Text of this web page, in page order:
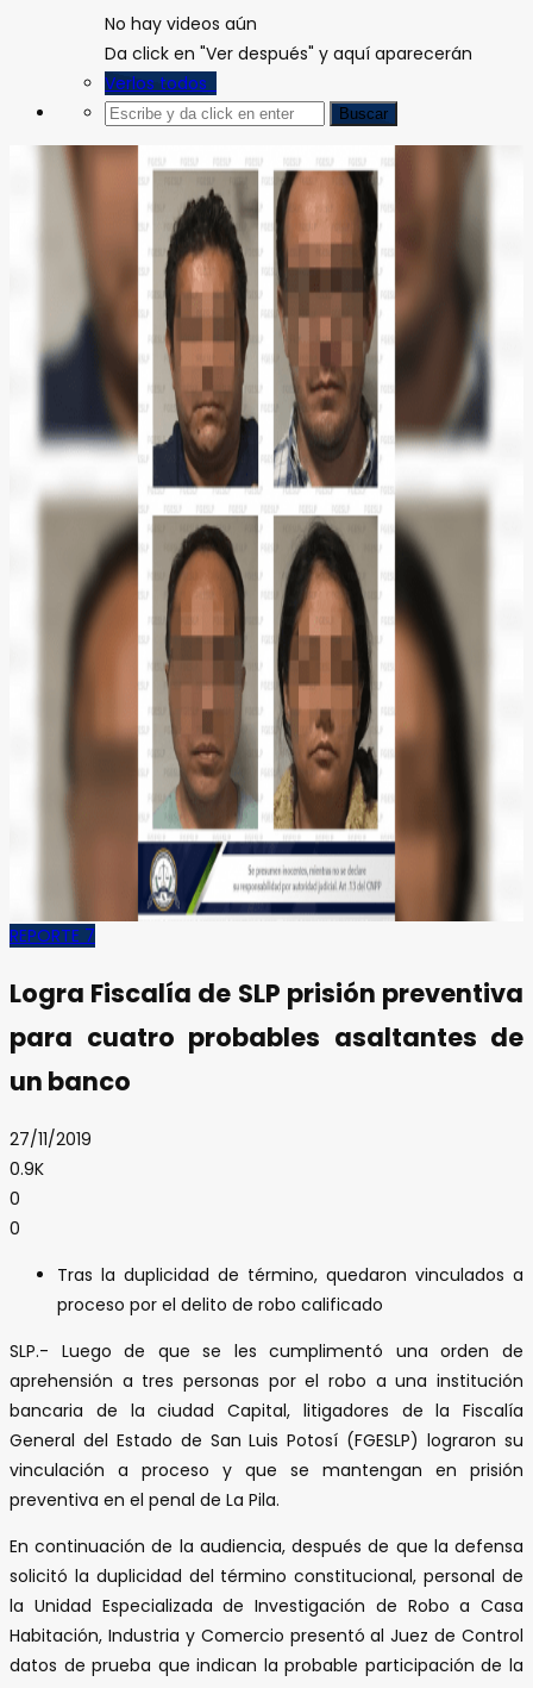
No hay videos aún
Da click en "Ver después" y aquí aparecerán
Verlos todos
REPORTE 7
Logra Fiscalía de SLP prisión preventiva
para cuatro probables asaltantes de
un banco
27/11/2019
0.9K
0
0
Tras la duplicidad de término, quedaron vinculados a
proceso por el delito de robo calificado
SLP.- Luego de que se les cumplimentó una orden de
aprehensión a tres personas por el robo a una institución
bancaria de la ciudad Capital, litigadores de la Fiscalía
General del Estado de San Luis Potosí (FGESLP) lograron su
vinculación a proceso y que se mantengan en prisión
preventiva en el penal de La Pila.
En continuación de la audiencia, después de que la defensa
solicitó la duplicidad del término constitucional, personal de
la Unidad Especializada de Investigación de Robo a Casa
Habitación, Industria y Comercio presentó al Juez de Control
datos de prueba que indican la probable participación de la